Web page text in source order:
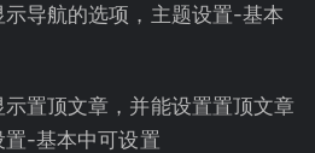
导航的选项，主题设置-基本
置顶文章，并能设置置顶文章
置-基本中可设置